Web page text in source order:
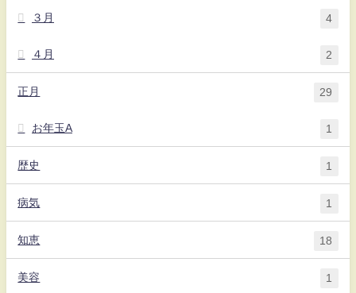
３月 4
４月 2
正月 29
お年玉A 1
歴史 1
病気 1
知恵 18
美容 1